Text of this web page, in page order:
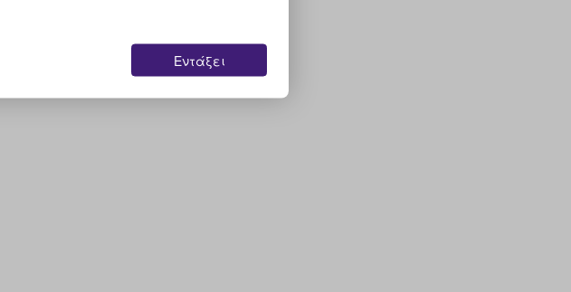
Εντάξει